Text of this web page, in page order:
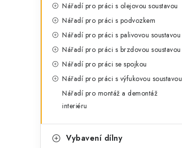
Nářadí pro práci s olejovou soustavou
Nářadí pro práci s podvozkem
Nářadí pro práci s palivovou soustavou
Nářadí pro práci s brzdovou soustavou
Nářadí pro práci se spojkou
Nářadí pro práci s výfukovou soustavou
Nářadí pro montáž a demontáž
interiéru
Vybavení dílny